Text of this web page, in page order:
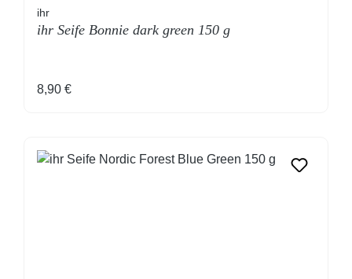
ihr
ihr Seife Bonnie dark green 150 g
Regulärer Preis:
8,90 €